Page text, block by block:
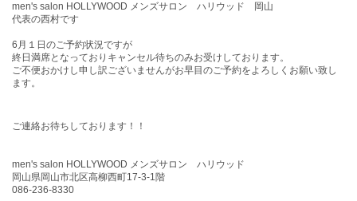
men's salon HOLLYWOOD メンズサロン ハリウッド 岡山
代表の西村です
6月１日 のご予約状況ですが
終日満席となっておりキャンセル待ちのみお受けしております。
ご不便おかけし申し訳ございませんがお早目のご予約をよろしくお願い致し
ます。
ご連絡お待ちしております！！
men's salon HOLLYWOOD メンズサロン ハリウッド
岡山県岡山市北区高柳西町17-3-1階
086-236-8330